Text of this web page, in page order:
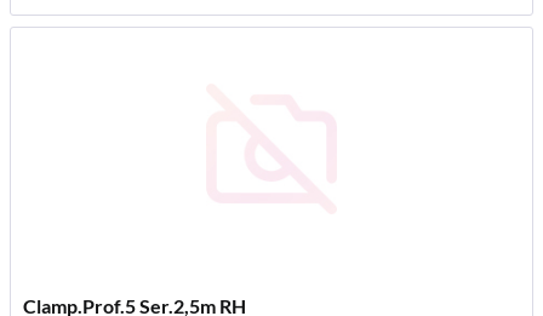
Clamp.Prof.5 Ser.2,5m RH